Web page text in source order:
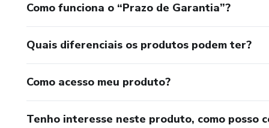
Como funciona o “Prazo de Garantia”?
Quais diferenciais os produtos podem ter?
Como acesso meu produto?
Tenho interesse neste produto, como posso